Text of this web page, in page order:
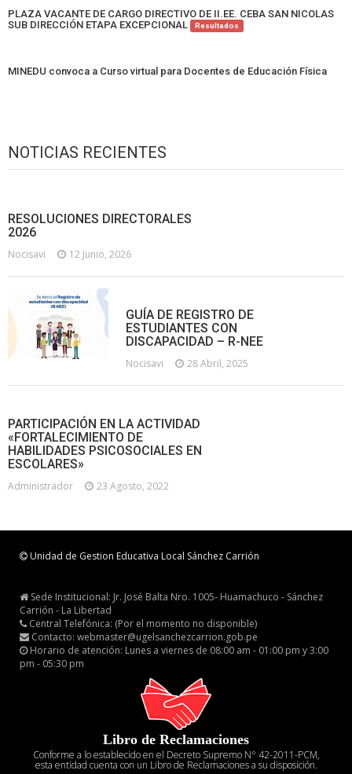
PLAZA VACANTE DE CARGO DIRECTIVO DE II.EE. CEBA SAN NICOLAS
SUB DIRECCIÓN ETAPA EXCEPCIONAL
Resultados
MINEDU convoca a Curso virtual para Docentes de Educación Física
NOTICIAS RECIENTES
RESOLUCIONES DIRECTORALES
2026
Nocisavi 12 Junio, 2026
GUÍA DE REGISTRO DE
ESTUDIANTES CON
DISCAPACIDAD – R-NEE
Nocisavi 28 Abril, 2025
PARTICIPACIÓN EN LA ACTIVIDAD
«FORTALECIMIENTO DE
HABILIDADES PSICOSOCIALES EN
ESCOLARES»
Administrador 23 Agosto, 2022
Unidad de Gestion Educativa Local Sánchez Carrión
Sede Institucional: Jr. José Balta Nro. 1005- Huamachuco - Sánchez
Carrión - La Libertad
Central Telefónica: (Por el momento no disponible)
Contacto: webmaster@ugelsanchezcarrion.gob.pe
Horario de atención: Lunes a viernes de 08:00 am - 01:00 pm y 3:00
pm - 05:30 pm
Libro de Reclamaciones
Conforme a lo establecido en el Decreto Supremo N° 42-2011-PCM,
esta entidad cuenta con un Libro de Reclamaciones a su disposición.